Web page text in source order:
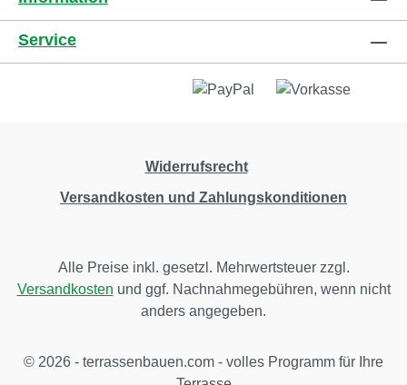
Service
Widerrufsrecht
Versandkosten und Zahlungskonditionen
Alle Preise inkl. gesetzl. Mehrwertsteuer zzgl.
Versandkosten und ggf. Nachnahmegebühren, wenn nicht
anders angegeben.
© 2026 - terrassenbauen.com - volles Programm für Ihre